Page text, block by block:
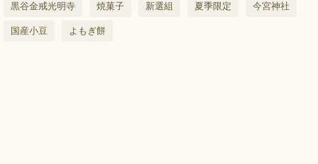
黒谷金戒光明寺 焼菓子 新選組 夏季限定 今宮神社
国産小豆 よもぎ餅